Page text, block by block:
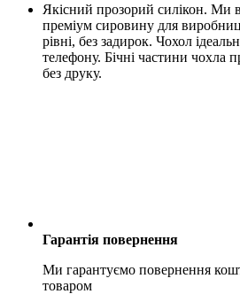
Якісний прозорий силікон. Ми
преміум сировину для
рівні, без задирок. Чохол
телефону. Бічні частини чохла
без друку.
Гарантія повернення
Ми гарантуємо повернення
товаром